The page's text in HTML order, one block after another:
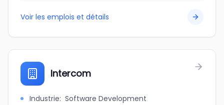
Voir les emplois et détails
Intercom
Industrie: Software Development